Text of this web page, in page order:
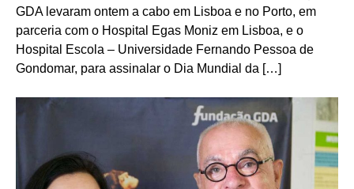
GDA levaram ontem a cabo em Lisboa e no Porto, em
parceria com o Hospital Egas Moniz em Lisboa, e o
Hospital Escola – Universidade Fernando Pessoa de
Gondomar, para assinalar o Dia Mundial da […]